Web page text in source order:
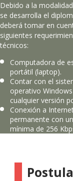
Debido a la
se desarrolla el
deberá tomar en
siguientes
técnicos:
Computadora de
portátil (laptop).
Contar con el
operativo
cualquier versión
Conexión a
permanente con
mínima de 256